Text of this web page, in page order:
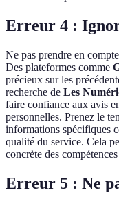
Erreur 4 :
Ne pas prendre en
Des plateformes comme
précieux sur les
recherche de Les
faire confiance aux avis
personnelles. Prenez le
informations spécifiques
qualité du service. Cela
concrète des
Erreur 5 : Ne